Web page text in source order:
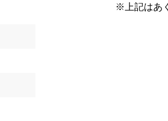
※上記はあ